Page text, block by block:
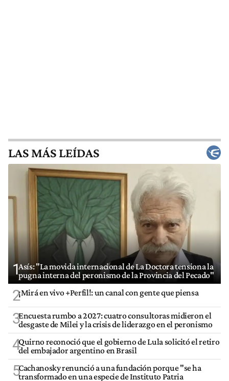
LAS MÁS LEÍDAS
1Asís: "La movida internacional de La Doctora tensiona la
pugna interna del peronismo de la Provincia del Pecado"
2¡Mirá en vivo +Perfil!: un canal con gente que piensa
3Encuesta rumbo a 2027: cuatro consultoras midieron el
desgaste de Milei y la crisis de liderazgo en el peronismo
4Quirno reconoció que el gobierno de Lula solicitó el retiro
del embajador argentino en Brasil
5Cachanosky renunció a una fundación porque "se ha
transformado en una especie de Instituto Patria